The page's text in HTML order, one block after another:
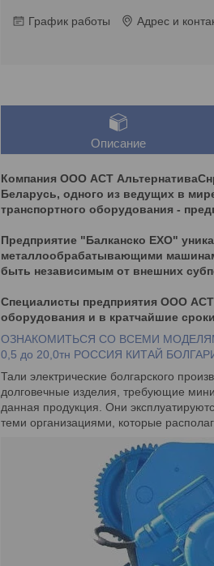
График работы Адрес и
Описание
Компания ООО АСТ
Беларусь, одного из ведущих в
транспортного оборудования -
Предприятие "Балканско ЕХО"
металлообрабатывающими
быть независимым от внешних
Специалисты предприятия ООО АСТ
оборудования и в кратчайшие
ОЗНАКОМИТЬСЯ СО ВСЕМИ
0,5 до 20,0тн РОССИЯ КИТАЙ
Тали электрические болгарского
долговечные изделия, требующие
данная продукция. Они
теми организациями, которые